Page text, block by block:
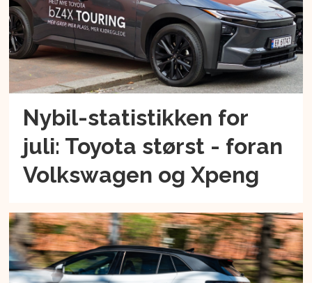
Nybil-statistikken for
juli: Toyota størst - foran
Volkswagen og Xpeng